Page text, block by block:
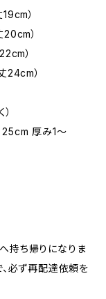
）
）
）
24cm）
25cm 厚み1〜
持ち帰りになりま
必ず再配達依頼を